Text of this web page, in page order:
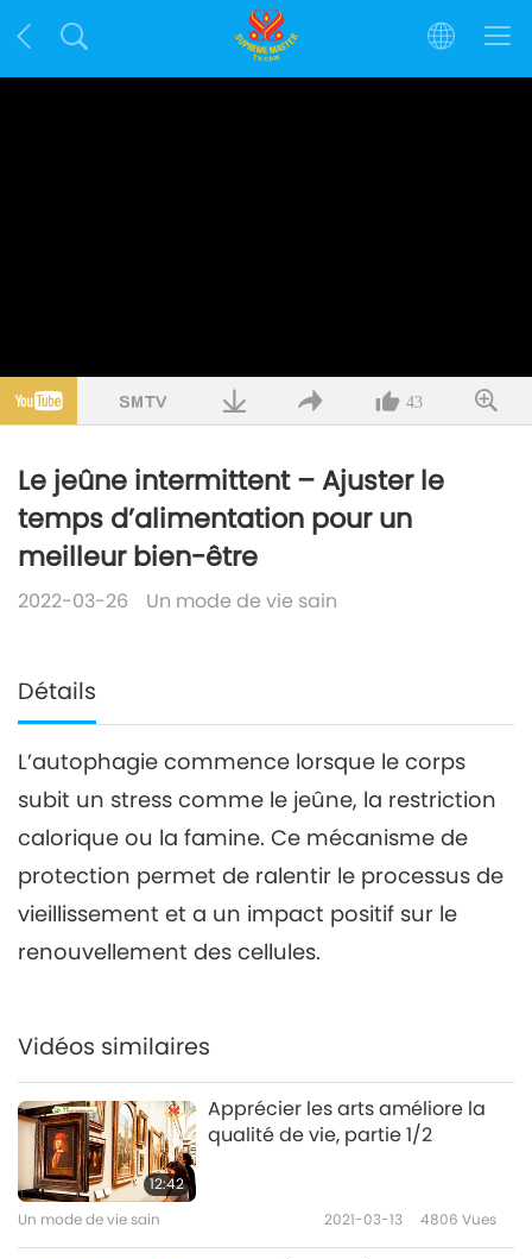
43
Le jeûne intermittent – Ajuster le
temps d’alimentation pour un
meilleur bien-être
2022-03-26 Un mode de vie sain
Détails
L’autophagie commence lorsque le corps
subit un stress comme le jeûne, la restriction
calorique ou la famine. Ce mécanisme de
protection permet de ralentir le processus de
vieillissement et a un impact positif sur le
renouvellement des cellules.
Vidéos similaires
12:42
Apprécier les arts améliore la
qualité de vie, partie 1/2
Un mode de vie sain 2021-03-13 4806 Vues